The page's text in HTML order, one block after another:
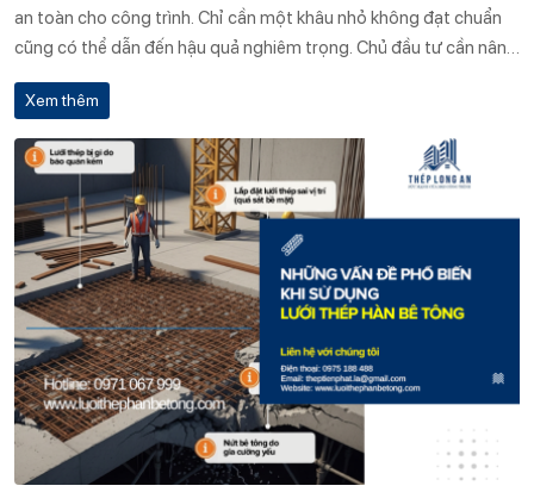
an toàn cho công trình. Chỉ cần một khâu nhỏ không đạt chuẩn
cũng có thể dẫn đến hậu quả nghiêm trọng. Chủ đầu tư cần nâng
cao cảnh giác, kiểm tra kỹ lưỡng và lựa chọn nhà cung cấp uy tín
để đảm bảo chất lượng công trình.
Xem thêm